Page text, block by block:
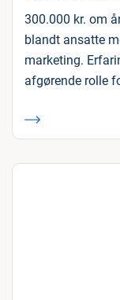
300.000 kr. om
blandt ansatte
marketing.
afgørende rolle